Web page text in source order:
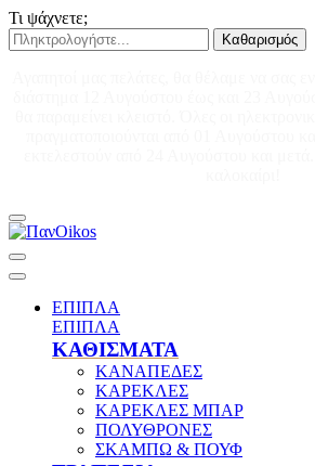
Τι ψάχνετε;
Καθαρισμός
ΕΠΙΠΛΑ
ΕΠΙΠΛΑ
ΚΑΘΙΣΜΑΤΑ
ΚΑΝΑΠΕΔΕΣ
ΚΑΡΕΚΛΕΣ
ΚΑΡΕΚΛΕΣ ΜΠΑΡ
ΠΟΛΥΘΡΟΝΕΣ
ΣΚΑΜΠΩ & ΠΟΥΦ